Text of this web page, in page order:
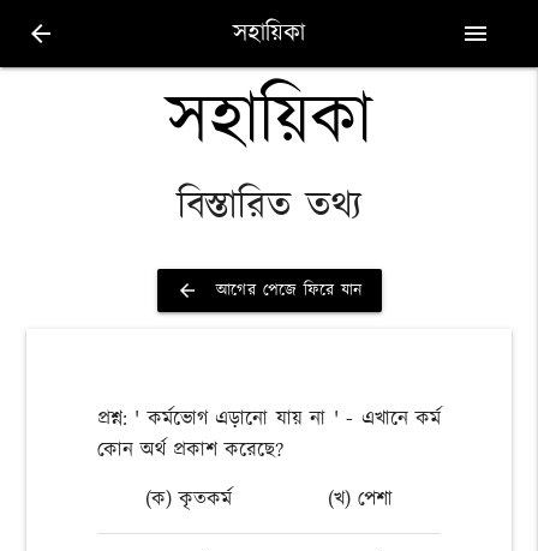
arrow_back সহায়িকা menu
সহায়িকা
বিস্তারিত তথ্য
arrow_back আগের পেজে ফিরে যান
প্রশ্ন: ' কর্মভোগ এড়ানো যায় না ' - এখানে কর্ম
কোন অর্থ প্রকাশ করেছে?
(ক) কৃতকর্ম
(খ) পেশা